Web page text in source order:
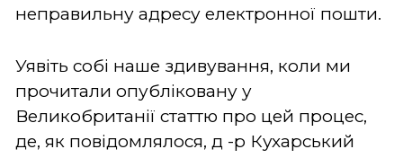
неправильну адресу електронної пошти.
Уявіть собі наше здивування, коли ми
прочитали опубліковану у
Великобританії статтю про цей процес,
де, як повідомлялося, д -р Кухарський